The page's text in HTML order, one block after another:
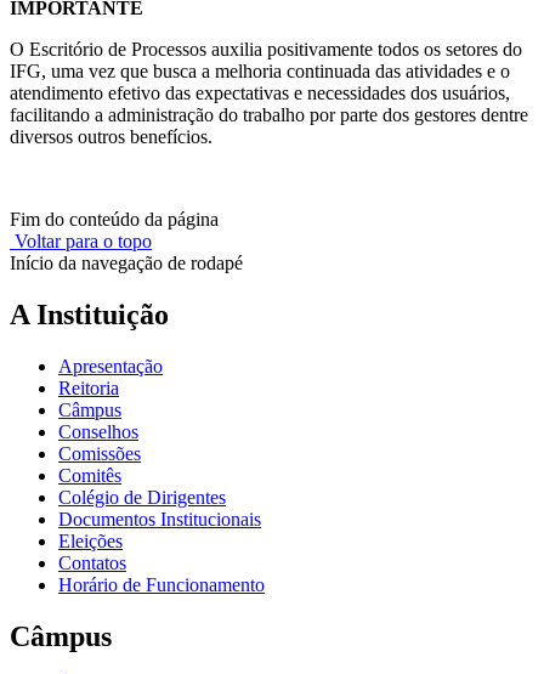
IMPORTANTE
O Escritório de Processos auxilia positivamente todos os setores do
IFG, uma vez que busca a melhoria continuada das atividades e o
atendimento efetivo das expectativas e necessidades dos usuários,
facilitando a administração do trabalho por parte dos gestores dentre
diversos outros benefícios.
Fim do conteúdo da página
Voltar para o topo
Início da navegação de rodapé
A Instituição
Apresentação
Reitoria
Câmpus
Conselhos
Comissões
Comitês
Colégio de Dirigentes
Documentos Institucionais
Eleições
Contatos
Horário de Funcionamento
Câmpus